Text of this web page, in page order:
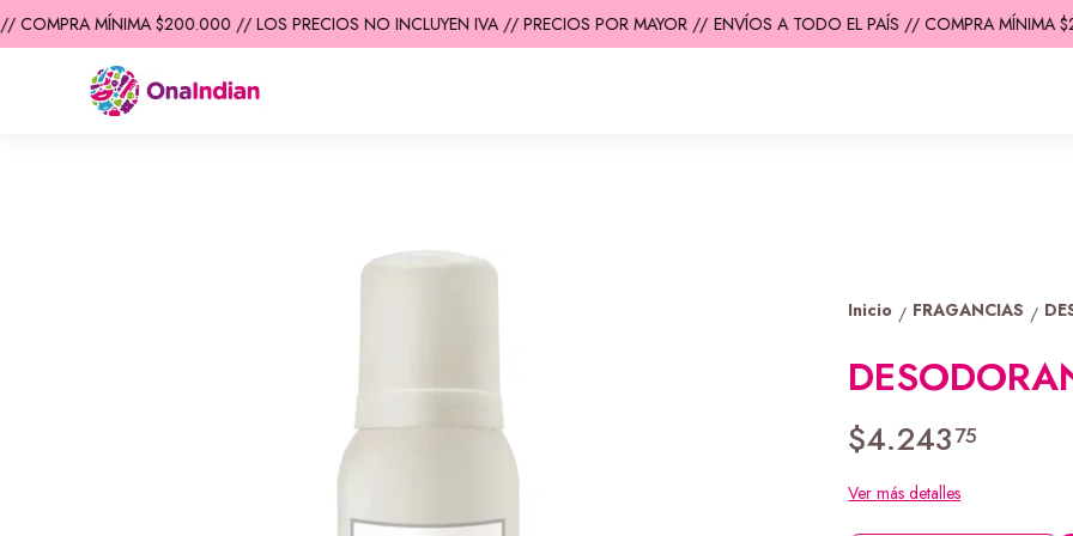
MÍNIMA $200.000 // LOS PRECIOS NO INCLUYEN IVA // PRECIOS POR MAYOR // ENVÍOS A TODO EL PAÍS // COMPRA MÍNIMA
Inicio / FRAGANCIAS /
$4.24375
Ver más detalles